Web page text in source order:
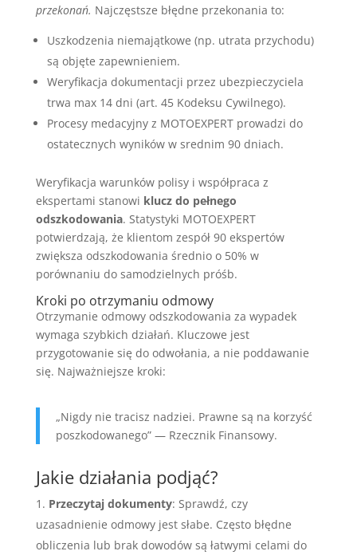
przekonań. Najczęstsze błędne przekonania to:
Uszkodzenia niemajątkowe (np. utrata przychodu)
są objęte zapewnieniem.
Weryfikacja dokumentacji przez ubezpieczyciela
trwa max 14 dni (art. 45 Kodeksu Cywilnego).
Procesy medacyjny z MOTOEXPERT prowadzi do
ostatecznych wyników w srednim 90 dniach.
Weryfikacja warunków polisy i współpraca z
ekspertami stanowi klucz do pełnego
odszkodowania. Statystyki MOTOEXPERT
potwierdzają, że klientom zespół 90 ekspertów
zwiększa odszkodowania średnio o 50% w
porównaniu do samodzielnych próśb.
Kroki po otrzymaniu odmowy
Otrzymanie odmowy odszkodowania za wypadek
wymaga szybkich działań. Kluczowe jest
przygotowanie się do odwołania, a nie poddawanie
się. Najważniejsze kroki:
„Nigdy nie tracisz nadziei. Prawne są na korzyść
poszkodowanego” — Rzecznik Finansowy.
Jakie działania podjąć?
Przeczytaj dokumenty: Sprawdź, czy
uzasadnienie odmowy jest słabe. Często błędne
obliczenia lub brak dowodów są łatwymi celami do